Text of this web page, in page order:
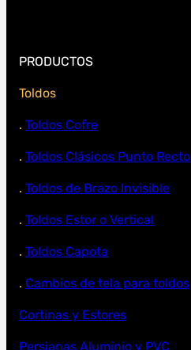
PRODUCTOS
Toldos
. Toldos Cofre
. Toldos Clásicos Punto Recto
. Toldos de Brazo Invisible
. Toldos Estor o Vertical
. Toldos Capota
. Cambios de tela para toldos
Cortinas y Estores
Persianas Aluminio y PVC